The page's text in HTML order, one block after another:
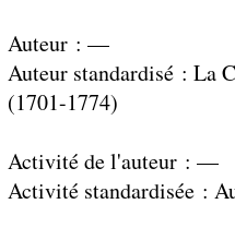
Auteur : —
Auteur standardisé : La
(1701-1774)
Activité de l'auteur : —
Activité standardisée :